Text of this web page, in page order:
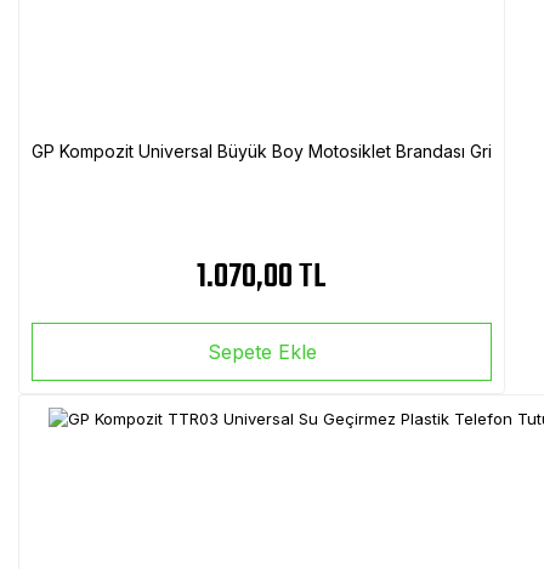
GP Kompozit Universal Büyük Boy Motosiklet Brandası Gri
1.070,00 TL
Sepete Ekle